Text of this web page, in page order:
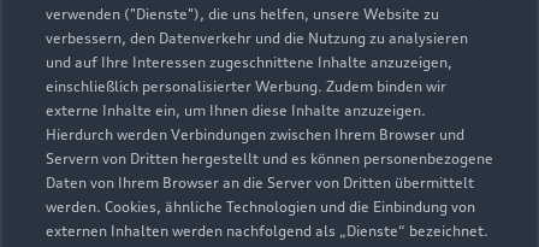
verwenden ("Dienste"), die uns helfen, unsere Website zu
verbessern, den Datenverkehr und die Nutzung zu analysieren
und auf Ihre Interessen zugeschnittene Inhalte anzuzeigen,
einschließlich personalisierter Werbung. Zudem binden wir
externe Inhalte ein, um Ihnen diese Inhalte anzuzeigen.
Hierdurch werden Verbindungen zwischen Ihrem Browser und
Servern von Dritten hergestellt und es können personenbezogene
Daten von Ihrem Browser an die Server von Dritten übermittelt
werden. Cookies, ähnliche Technologien und die Einbindung von
externen Inhalten werden nachfolgend als „Dienste“ bezeichnet.
Zum Fruchthof 3
21614 Buxtehude